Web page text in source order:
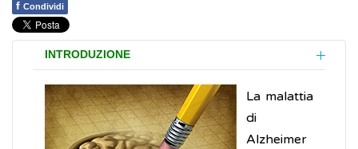
f Condividi
INTRODUZIONE
La malattia
di
Alzheimer